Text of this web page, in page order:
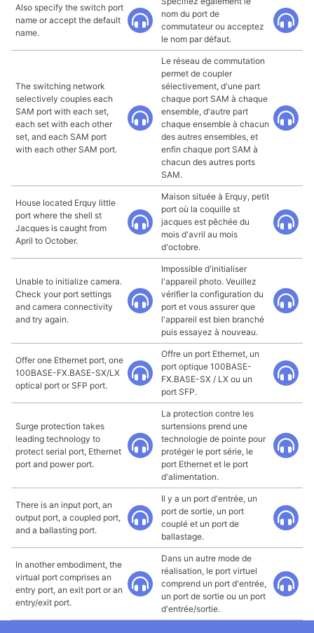
Also specify the switch port
name or accept the default
name.
nom du port de
commutateur ou acceptez
le nom par défaut.
The switching network
selectively couples each
SAM port with each set,
each set with each other
set, and each SAM port
with each other SAM port.
Le réseau de commutation
permet de coupler
sélectivement, d'une part
chaque port SAM à chaque
ensemble, d'autre part
chaque ensemble à chacun
des autres ensembles, et
enfin chaque port SAM à
chacun des autres ports
SAM.
House located Erquy little
port where the shell st
Jacques is caught from
April to October.
Maison située à Erquy, petit
port où la coquille st
jacques est pêchée du
mois d'avril au mois
d'octobre.
Unable to initialize camera.
Check your port settings
and camera connectivity
and try again.
Impossible d'initialiser
l'appareil photo. Veuillez
vérifier la configuration du
port et vous assurer que
l'appareil est bien branché
puis essayez à nouveau.
Offer one Ethernet port, one
100BASE-FX.BASE-SX/LX
optical port or SFP port.
Offre un port Ethernet, un
port optique 100BASE-
FX.BASE-SX / LX ou un
port SFP.
Surge protection takes
leading technology to
protect serial port, Ethernet
port and power port.
La protection contre les
surtensions prend une
technologie de pointe pour
protéger le port série, le
port Ethernet et le port
d'alimentation.
There is an input port, an
output port, a coupled port,
and a ballasting port.
Il y a un port d'entrée, un
port de sortie, un port
couplé et un port de
ballastage.
In another embodiment, the
virtual port comprises an
entry port, an exit port or an
entry/exit port.
Dans un autre mode de
réalisation, le port virtuel
comprend un port d'entrée,
un port de sortie ou un port
d'entrée/sortie.